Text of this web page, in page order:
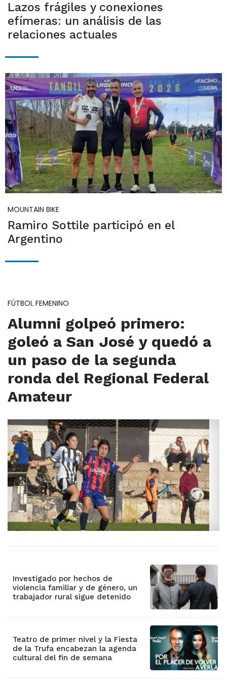
Lazos frágiles y conexiones
efímeras: un análisis de las
relaciones actuales
MOUNTAIN BIKE
Ramiro Sottile participó en el
Argentino
FÚTBOL FEMENINO
Alumni golpeó primero:
goleó a San José y quedó a
un paso de la segunda
ronda del Regional Federal
Amateur
Investigado por hechos de
violencia familiar y de género, un
trabajador rural sigue detenido
Teatro de primer nivel y la Fiesta
de la Trufa encabezan la agenda
cultural del fin de semana